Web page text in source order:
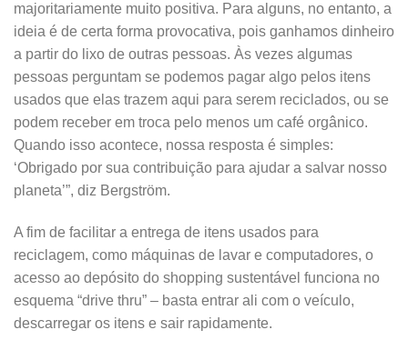
majoritariamente muito positiva. Para alguns, no entanto, a
ideia é de certa forma provocativa, pois ganhamos dinheiro
a partir do lixo de outras pessoas. Às vezes algumas
pessoas perguntam se podemos pagar algo pelos itens
usados que elas trazem aqui para serem reciclados, ou se
podem receber em troca pelo menos um café orgânico.
Quando isso acontece, nossa resposta é simples:
‘Obrigado por sua contribuição para ajudar a salvar nosso
planeta’”, diz Bergström.
A fim de facilitar a entrega de itens usados para
reciclagem, como máquinas de lavar e computadores, o
acesso ao depósito do shopping sustentável funciona no
esquema “drive thru” – basta entrar ali com o veículo,
descarregar os itens e sair rapidamente.